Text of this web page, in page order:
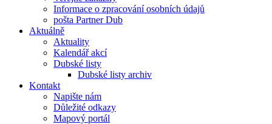
Informace o zpracování osobních údajů
pošta Partner Dub
Aktuálně
Aktuality
Kalendář akcí
Dubské listy
Dubské listy archiv
Kontakt
Napište nám
Důležité odkazy
Mapový portál